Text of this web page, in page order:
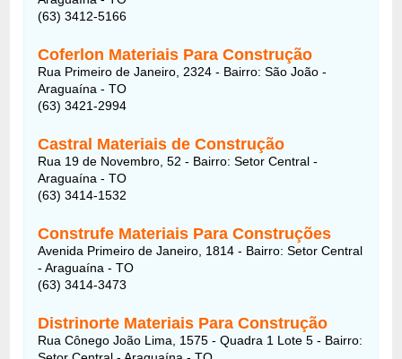
(63) 3412-5166
Coferlon Materiais Para Construção
Rua Primeiro de Janeiro, 2324 - Bairro: São João -
Araguaína - TO
(63) 3421-2994
Castral Materiais de Construção
Rua 19 de Novembro, 52 - Bairro: Setor Central -
Araguaína - TO
(63) 3414-1532
Construfe Materiais Para Construções
Avenida Primeiro de Janeiro, 1814 - Bairro: Setor Central
- Araguaína - TO
(63) 3414-3473
Distrinorte Materiais Para Construção
Rua Cônego João Lima, 1575 - Quadra 1 Lote 5 - Bairro: